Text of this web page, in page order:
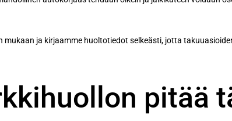
ja kirjaamme huoltotiedot selkeästi, jotta
pitää